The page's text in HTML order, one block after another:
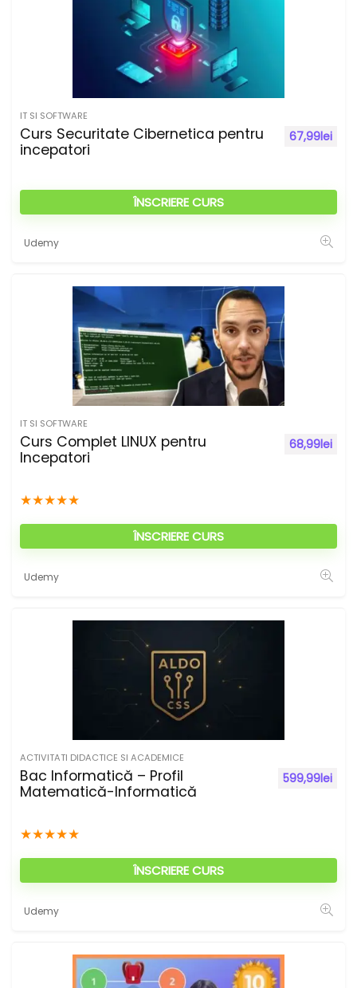
IT SI SOFTWARE
Curs Securitate Cibernetica pentru
incepatori
67,99lei
ÎNSCRIERE CURS
Udemy
IT SI SOFTWARE
Curs Complet LINUX pentru
Incepatori
★★★★★
68,99lei
ÎNSCRIERE CURS
Udemy
ACTIVITATI DIDACTICE SI ACADEMICE
Bac Informatică – Profil
Matematică-Informatică
★★★★★
599,99lei
ÎNSCRIERE CURS
Udemy